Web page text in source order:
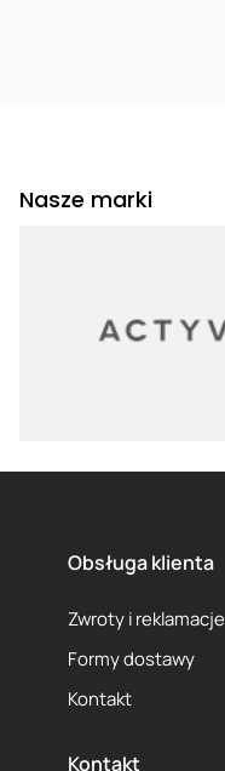
Nasze marki
Obsługa klienta
Zwroty i reklamacje
Formy dostawy
Kontakt
Kontakt